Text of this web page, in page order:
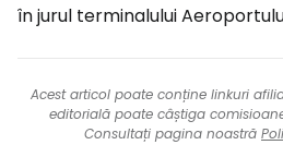
în jurul terminalului
Acest articol poate conține linkuri
editorială poate câștiga
Consultați pagina noastră